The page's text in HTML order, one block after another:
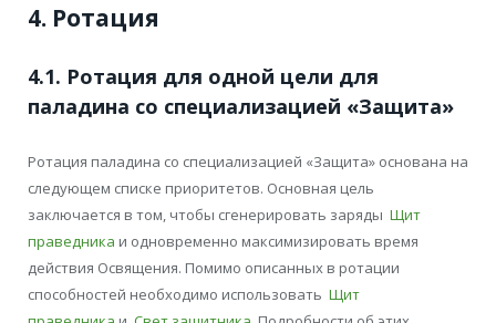
4. Ротация
4.1. Ротация для одной цели для
паладина со специализацией «Защита»
Ротация паладина со специализацией «Защита» основана на
следующем списке приоритетов. Основная цель
заключается в том, чтобы сгенерировать заряды Щит
праведника и одновременно максимизировать время
действия Освящения. Помимо описанных в ротации
способностей необходимо использовать Щит